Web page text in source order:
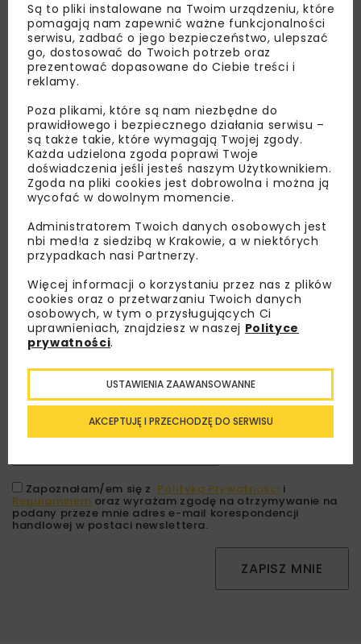
Lubisz wiedzieć więcej?
Zapisz się do newslettera aby otrzymywać od
nas najlepsze informacje branżowe,
zaproszenia na wydarzenia, atrakcyjne oferty i
dedykowane akcje specjalne.
Zapoznałam/em się z Polityką Prywatności i
Regulaminem oraz wyrażam zgodę na otrzymywanie na
podany przeze mnie adres e-mail korespondencji
handlowej w postaci newslettera.
ZAPISZ MNIE
Są to pliki instalowane na Twoim urządzeniu, które
pomagają nam zapewnić ważne funkcjonalności
serwisu, zadbać o jego bezpieczeństwo, ulepszać
go, dostosować do Twoich potrzeb oraz
prezentować dopasowane do Ciebie treści i
reklamy.
Poza plikami, które są nam niezbędne do
prawidłowego i bezpiecznego działania serwisu –
są także takie, które wymagają Twojej zgody.
Każda udzielona zgoda poprawi Twoje
doświadczenia jeśli jesteś naszym Użytkownikiem.
Zgoda na pliki cookies jest dobrowolna i można ją
wycofać w dowolnym momencie.
Administratorem Twoich danych osobowych jest
nbi med!a z siedzibą w Krakowie, a w niektórych
przypadkach nasi Partnerzy.
Więcej informacji o korzystaniu przez nas z plików
cookies oraz o przetwarzaniu Twoich danych
osobowych, w tym o przysługujących Ci
uprawnieniach, znajdziesz w naszej Polityce
prywatności.
AKCEPTUJĘ I PRZECHODZĘ DO SERWISU
USTAWIENIA ZAAWANSOWANNE